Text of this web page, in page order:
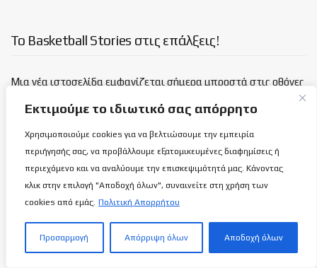
Εκτιμούμε το ιδιωτικό σας απόρρητο
Χρησιμοποιούμε cookies για να βελτιώσουμε την εμπειρία
περιήγησής σας, να προβάλλουμε εξατομικευμένες διαφημίσεις ή
περιεχόμενο και να αναλύουμε την επισκεψιμότητά μας. Κάνοντας
κλικ στην επιλογή "Αποδοχή όλων", συναινείτε στη χρήση των
cookies από εμάς. Πολιτική Απορρήτου
Προσαρμογή Απόρριψη όλων Αποδοχή όλων
Το Basketball Stories στις επάλξεις!
Μια νέα ιστοσελίδα εμφανίζεται σήμερα μπροστά στις οθόνες
Κανένα μα κανένα κείμενο σε αυτήν την ιστοσελίδα, δεν
θα είναιανώνυμο!
καλαθόσφαιρα | ιστορία | πνεύμα | πολιτεία